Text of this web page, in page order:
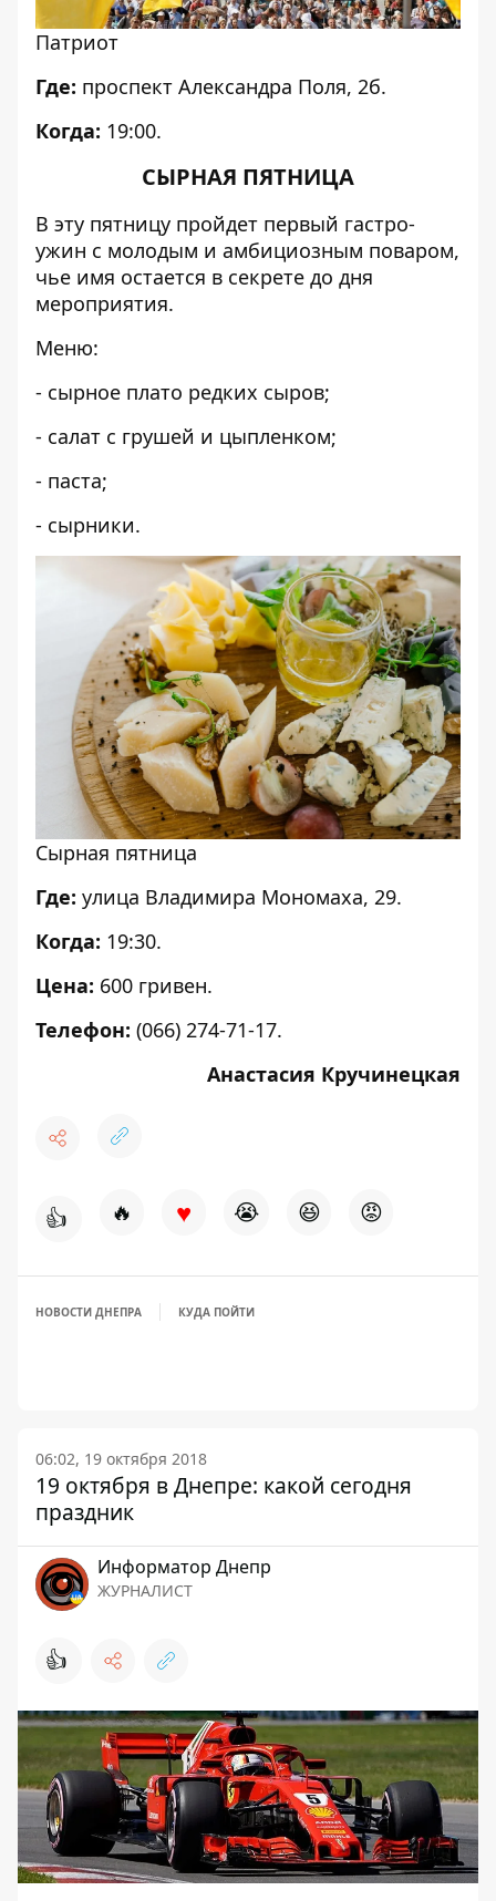
Патриот
Где: проспект Александра Поля, 2б.
Когда: 19:00.
СЫРНАЯ ПЯТНИЦА
В эту пятницу пройдет первый гастро-
ужин с молодым и амбициозным поваром,
чье имя остается в секрете до дня
мероприятия.
Меню:
- сырное плато редких сыров;
- салат с грушей и цыпленком;
- паста;
- сырники.
Сырная пятница
Где: улица Владимира Мономаха, 29.
Когда: 19:30.
Цена: 600 гривен.
Телефон: (066) 274-71-17.
Анастасия Кручинецкая
👍 🔥 ♥ 😭 😆 😡
НОВОСТИ ДНЕПРА КУДА ПОЙТИ
06:02, 19 октября 2018
19 октября в Днепре: какой сегодня
праздник
Информатор Днепр
ЖУРНАЛИСТ
👍